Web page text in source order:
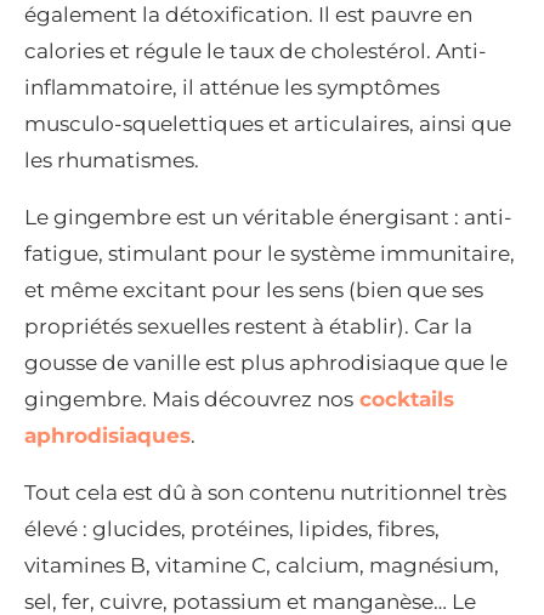
également la détoxification. Il est pauvre en
calories et régule le taux de cholestérol. Anti-
inflammatoire, il atténue les symptômes
musculo-squelettiques et articulaires, ainsi que
les rhumatismes.
Le gingembre est un véritable énergisant : anti-
fatigue, stimulant pour le système immunitaire,
et même excitant pour les sens (bien que ses
propriétés sexuelles restent à établir). Car la
gousse de vanille est plus aphrodisiaque que le
gingembre. Mais découvrez nos cocktails
aphrodisiaques.
Tout cela est dû à son contenu nutritionnel très
élevé : glucides, protéines, lipides, fibres,
vitamines B, vitamine C, calcium, magnésium,
sel, fer, cuivre, potassium et manganèse… Le